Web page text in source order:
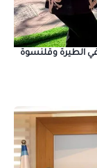
الطيرة وقلنسوة